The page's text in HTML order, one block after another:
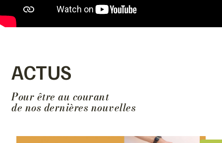
ACTUS
Pour être au courant
de nos dernières nouvelles